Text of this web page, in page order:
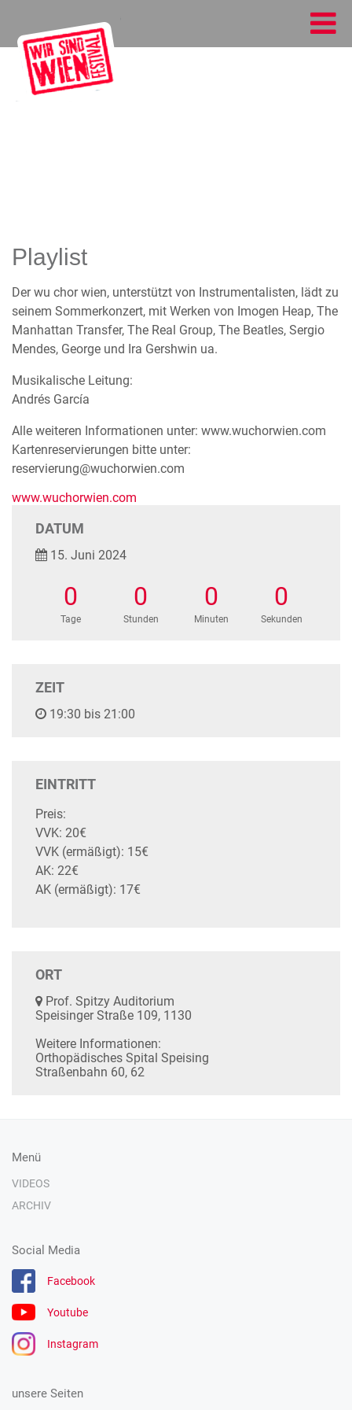
Playlist
Der wu chor wien, unterstützt von Instrumentalisten, lädt zu
seinem Sommerkonzert, mit Werken von Imogen Heap, The
Manhattan Transfer, The Real Group, The Beatles, Sergio
Mendes, George und Ira Gershwin ua.
Musikalische Leitung:
Andrés García
Alle weiteren Informationen unter: www.wuchorwien.com
Kartenreservierungen bitte unter:
reservierung@wuchorwien.com
www.wuchorwien.com
DATUM
15. Juni 2024
0
Tage
0
Stunden
0
Minuten
0
Sekunden
ZEIT
19:30 bis 21:00
EINTRITT
Preis:
VVK: 20€
VVK (ermäßigt): 15€
AK: 22€
AK (ermäßigt): 17€
ORT
Prof. Spitzy Auditorium
Speisinger Straße 109, 1130
Weitere Informationen:
Orthopädisches Spital Speising
Straßenbahn 60, 62
Menü
VIDEOS
ARCHIV
Social Media
Facebook
Youtube
Instagram
unsere Seiten